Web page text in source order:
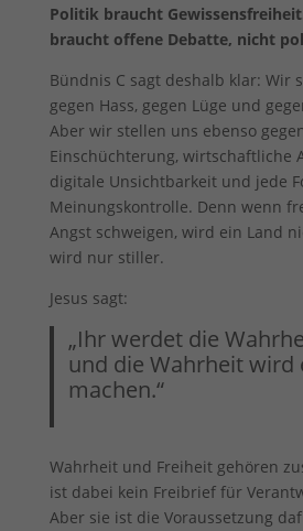
Politik braucht
braucht offene Debatte, nicht
Bündnis C sagt deshalb klar: Wir
gegen Hass, gegen Lüge und
Aber wir stellen uns ebenso
Einschüchterung, wirtschaftliche
digitale Unsichtbarkeit und jede
Meinungskontrolle. Denn wenn
Angst schweigen, wird ein Land
wird nur stiller.
Jesus sagt:
„Ihr werdet die
und die Wahrheit wird
machen.“
Wahrheit und Freiheit gehören
ist dabei kein Freibrief für
Aber sie ist die Voraussetzung